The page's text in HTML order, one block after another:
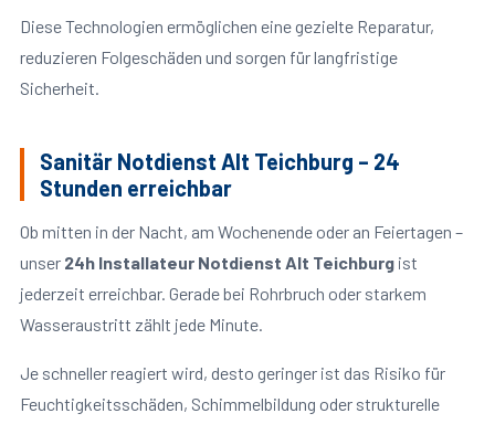
Diese Technologien ermöglichen eine gezielte Reparatur,
reduzieren Folgeschäden und sorgen für langfristige
Sicherheit.
Sanitär Notdienst Alt Teichburg – 24
Stunden erreichbar
Ob mitten in der Nacht, am Wochenende oder an Feiertagen –
unser 24h Installateur Notdienst Alt Teichburgist
jederzeit erreichbar. Gerade bei Rohrbruch oder starkem
Wasseraustritt zählt jede Minute.
Je schneller reagiert wird, desto geringer ist das Risiko für
Feuchtigkeitsschäden, Schimmelbildung oder strukturelle